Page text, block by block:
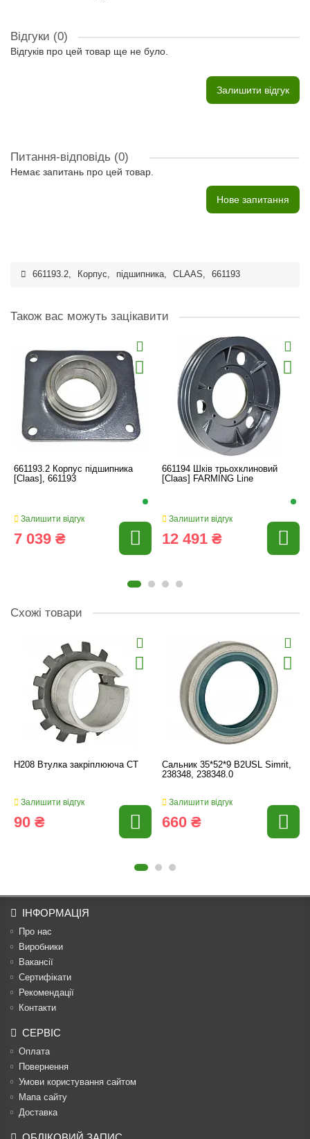
Відгуки (0)
Відгуків про цей товар ще не було.
Залишити відгук
Питання-відповідь (0)
Немає запитань про цей товар.
Нове запитання
661193.2, Корпус, підшипника, CLAAS, 661193
Також вас можуть зацікавити
661193.2 Корпус підшипника
[Claas], 661193
Залишити відгук
7 039 ₴
661194 Шків трьохклиновий
[Claas] FARMING Line
Залишити відгук
12 491 ₴
Схожі товари
H208 Втулка закріплююча CT
Залишити відгук
90 ₴
Сальник 35*52*9 B2USL Simrit,
238348, 238348.0
Залишити відгук
660 ₴
ІНФОРМАЦІЯ
Про нас
Виробники
Вакансії
Сертифікати
Рекомендації
Контакти
СЕРВІС
Оплата
Повернення
Умови користування сайтом
Мапа сайту
Доставка